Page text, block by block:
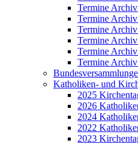
Termine Archiv
Termine
Termine
Termine
Termine
Termine
Katholiken- und
2025
2026
2024
2022
2023